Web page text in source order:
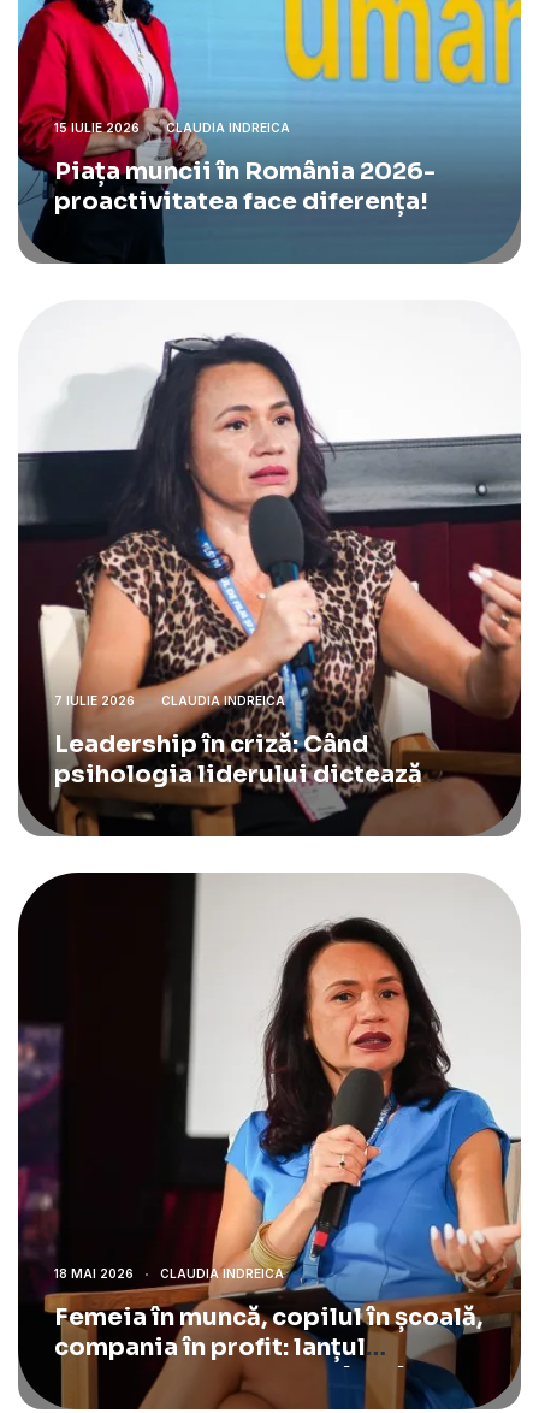
15 IULIE 2026 CLAUDIA INDREICA
Piața muncii în România 2026-
proactivitatea face diferența!
7 IULIE 2026 CLAUDIA INDREICA
Leadership în criză: Când
psihologia liderului dictează
strategia de business.
18 MAI 2026 CLAUDIA INDREICA
Femeia în muncă, copilul în școală,
compania în profit: lanțul
economic pe care România îl rupe.